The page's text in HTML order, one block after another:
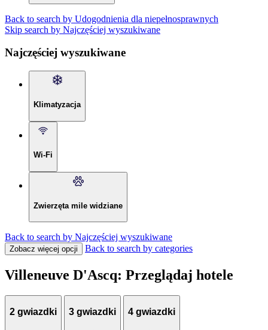
Back to search by Udogodnienia dla niepełnosprawnych
Skip search by Najczęściej wyszukiwane
Najczęściej wyszukiwane
Klimatyzacja
Wi-Fi
Zwierzęta mile widziane
Back to search by Najczęściej wyszukiwane
Zobacz więcej opcji Back to search by categories
Villeneuve D'Ascq: Przeglądaj hotele
2 gwiazdki 3 gwiazdki 4 gwiazdki